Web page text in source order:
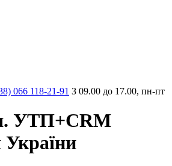
066 118-21-91 З 09.00 до 17.00, пн-пт
УТП+CRM